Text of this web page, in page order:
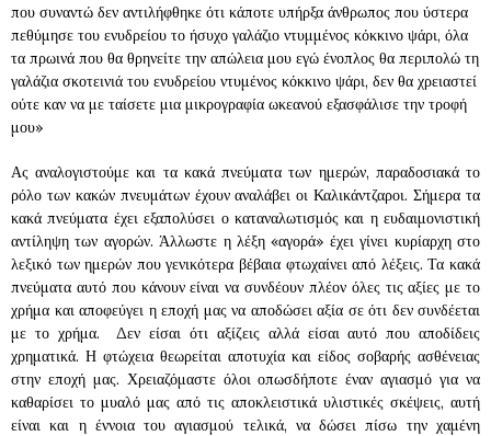
που συναντώ δεν αντιλήφθηκε ότι κάποτε υπήρξα άνθρωπος που ύστερα
πεθύμησε του ενυδρείου το ήσυχο γαλάζιο ντυμμένος κόκκινο ψάρι, όλα
τα πρωινά που θα θρηνείτε την απώλεια μου εγώ ένοπλος θα περιπολώ τη
γαλάζια σκοτεινιά του ενυδρείου ντυμένος κόκκινο ψάρι, δεν θα χρειαστεί
ούτε καν να με ταίσετε μια μικρογραφία ωκεανού εξασφάλισε την τροφή
μου»
Ας αναλογιστούμε και τα κακά πνεύματα των ημερών, παραδοσιακά το
ρόλο των κακών πνευμάτων έχουν αναλάβει οι Καλικάντζαροι. Σήμερα τα
κακά πνεύματα έχει εξαπολύσει ο καταναλωτισμός και η ευδαιμονιστική
αντίληψη των αγορών. Άλλωστε η λέξη «αγορά» έχει γίνει κυρίαρχη στο
λεξικό των ημερών που γενικότερα βέβαια φτωχαίνει από λέξεις. Τα κακά
πνεύματα αυτό που κάνουν είναι να συνδέουν πλέον όλες τις αξίες με το
χρήμα και αποφεύγει η εποχή μας να αποδώσει αξία σε ότι δεν συνδέεται
με το χρήμα. Δεν είσαι ότι αξίζεις αλλά είσαι αυτό που αποδίδεις
χρηματικά. Η φτώχεια θεωρείται αποτυχία και είδος σοβαρής ασθένειας
στην εποχή μας. Χρειαζόμαστε όλοι οπωσδήποτε έναν αγιασμό για να
καθαρίσει το μυαλό μας από τις αποκλειστικά υλιστικές σκέψεις, αυτή
είναι και η έννοια του αγιασμού τελικά, να δώσει πίσω την χαμένη